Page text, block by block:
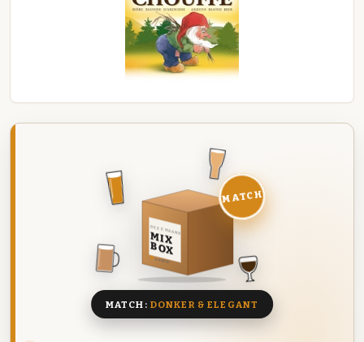
DEZE MAAND
MIX
BOX
8 BIEREN
MATCH
MATCH: DONKER & ELEGANT